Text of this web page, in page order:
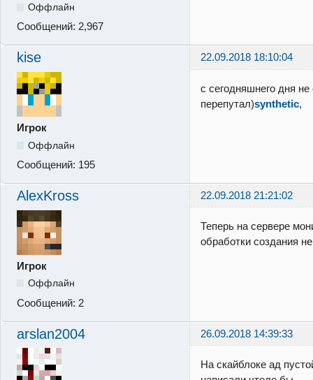
Оффлайн
Сообщений: 2,967
kise 22.09.2018 18:10:04
Игрок
Оффлайн
Сообщений: 195
с сегодняшнего дня не
перепутал)synthetic,
AlexKross 22.09.2018 21:21:02
Игрок
Оффлайн
Сообщений: 2
Теперь на сервере
обработки создания
arslan2004 26.09.2018 14:39:33
На скайблоке ад